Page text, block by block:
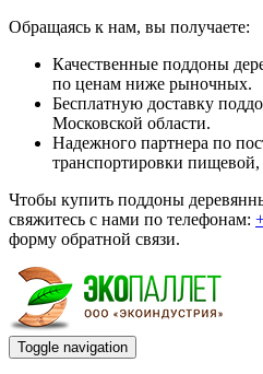
Обращаясь к нам, вы получаете:
Качественные поддоны
по ценам ниже рыночных.
Бесплатную доставку
Московской области.
Надежного партнера по
транспортировки
Чтобы купить поддоны
свяжитесь с нами по телефонам:
форму обратной связи.
Toggle navigation